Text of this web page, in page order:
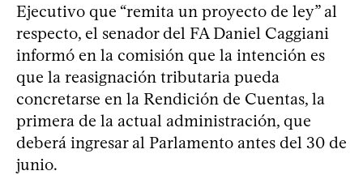
Ejecutivo que “remita un proyecto de ley” al
respecto, el senador del FA Daniel Caggiani
informó en la comisión que la intención es
que la reasignación tributaria pueda
concretarse en la Rendición de Cuentas, la
primera de la actual administración, que
deberá ingresar al Parlamento antes del 30 de
junio.